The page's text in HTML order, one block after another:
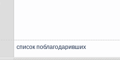
список поблагодаривших